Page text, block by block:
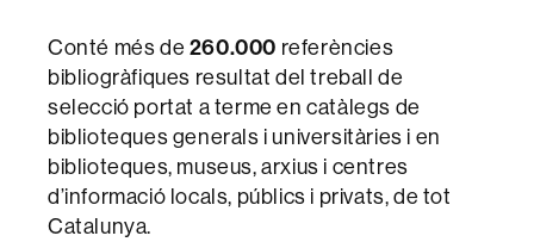
Conté més de 260.000 referències
bibliogràfiques resultat del treball de
selecció portat a terme en catàlegs de
biblioteques generals i universitàries i en
biblioteques, museus, arxius i centres
d’informació locals, públics i privats, de tot
Catalunya.